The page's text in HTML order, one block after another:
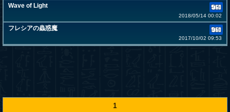
Wave of Light
2018/05/14 00:02
フレシアの蟲惑魔
2017/10/02 09:53
1